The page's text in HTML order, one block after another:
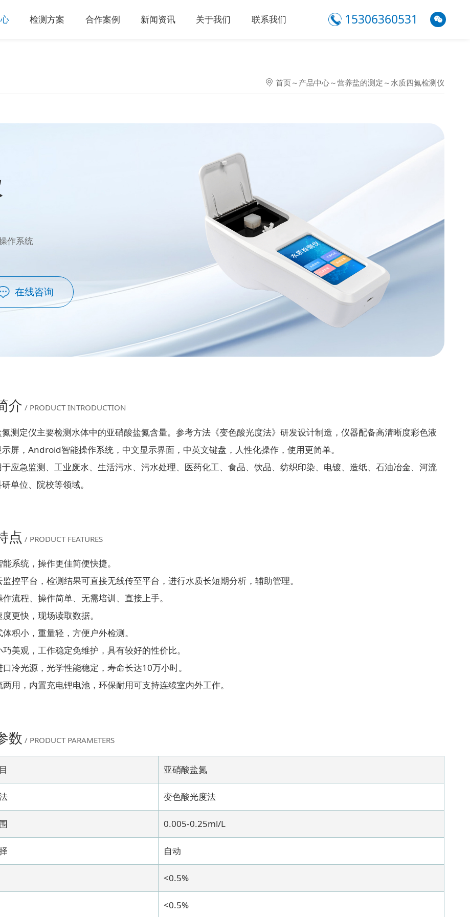
检测方案 合作案例 新闻资讯 关于我们 联系我们 15306360531
首页～ 产品中心～营养盐的测定 ～水质四氮检测仪
作系统
在线咨询
介 / PRODUCT INTRODUCTION
测定仪主要检测水体中的亚硝酸盐氮含量。参考方法《变色酸光度法》研发设计制造，仪器配备高清晰度彩色液
屏，Android智能操作系统，中文显示界面，中英文键盘，人性化操作，使用更简单。
于应急监测、工业废水、生活污水、污水处理、医药化工、食品、饮品、纺织印染、电镀、造纸、石油冶金、河流
单位、院校等领域。
点 / PRODUCT FEATURES
系统，操作更佳简便快捷。
监控平台，检测结果可直接无线传至平台，进行水质长短期分析，辅助管理。
作流程、操作简单、无需培训、直接上手。
更快，现场读取数据。
积小，重量轻，方便户外检测。
美观，工作稳定免维护，具有较好的性价比。
冷光源，光学性能稳定，寿命长达10万小时。
两用，内置充电锂电池，环保耐用可支持连续室内外工作。
数 / PRODUCT PARAMETERS
亚硝酸盐氮
变色酸光度法
0.005-0.25ml/L
自动
<0.5%
<0.5%